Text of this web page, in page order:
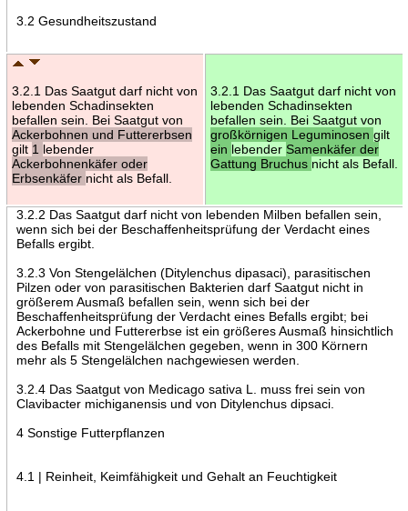
3.2 Gesundheitszustand
3.2.1 Das Saatgut darf nicht von
lebenden Schadinsekten
befallen sein. Bei Saatgut von
Ackerbohnen und Futtererbsen
gilt 1 lebender
Ackerbohnenkäfer oder
Erbsenkäfer nicht als Befall.
3.2.1 Das Saatgut darf nicht von
lebenden Schadinsekten
befallen sein. Bei Saatgut von
großkörnigen Leguminosen gilt
ein lebender Samenkäfer der
Gattung Bruchus nicht als Befall.
3.2.2 Das Saatgut darf nicht von lebenden Milben befallen sein,
wenn sich bei der Beschaffenheitsprüfung der Verdacht eines
Befalls ergibt.
3.2.3 Von Stengelälchen (Ditylenchus dipasaci), parasitischen
Pilzen oder von parasitischen Bakterien darf Saatgut nicht in
größerem Ausmaß befallen sein, wenn sich bei der
Beschaffenheitsprüfung der Verdacht eines Befalls ergibt; bei
Ackerbohne und Futtererbse ist ein größeres Ausmaß hinsichtlich
des Befalls mit Stengelälchen gegeben, wenn in 300 Körnern
mehr als 5 Stengelälchen nachgewiesen werden.
3.2.4 Das Saatgut von Medicago sativa L. muss frei sein von
Clavibacter michiganensis und von Ditylenchus dipsaci.
4 Sonstige Futterpflanzen
4.1 | Reinheit, Keimfähigkeit und Gehalt an Feuchtigkeit